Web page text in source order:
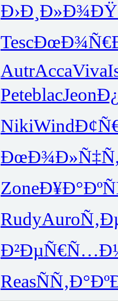
Ð›Ð¸Ð»Ð¾
Tesc
AutrAccaViva
PeteblacJeon
NikiWind
ÐœÐ¾Ð»Ñ‡
ZoneÐ¥Ð°ÐºÑ
RudyAuro
Ð²ÐµÑ€Ñ…
ReasÑÑ‚Ð°Ðº